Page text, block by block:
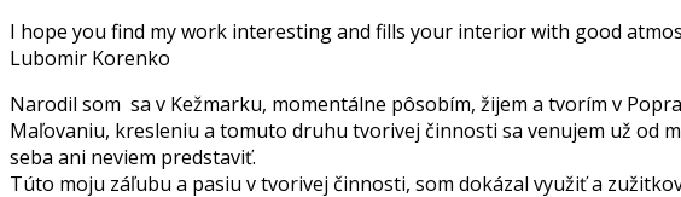
I hope you find my work interesting and fills your interior with good
Lubomir Korenko
Narodil som sa v Kežmarku, momentálne pôsobím, žijem a tvorím v
Maľovaniu, kresleniu a tomuto druhu tvorivej činnosti sa venujem už od
seba ani neviem predstaviť.
Túto moju záľubu a pasiu v tvorivej činnosti, som dokázal využiť a